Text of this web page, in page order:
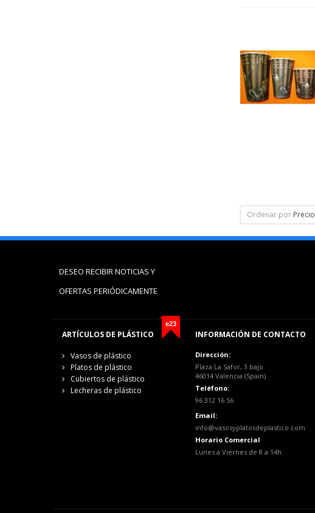
Ordenar por Precio
DESEO RECIBIR NOTICIAS Y
OFERTAS PERIÓDICAMENTE
e23
ARTÍCULOS DE PLÁSTICO
Vasos de plástico
Platos de plástico
Cubiertos de plástico
Lecheras de plástico
INFORMACIÓN DE CONTACTO
Dirección:
Plaza La Safor, 3 bajo
46014 Valencia (Spain)
Teléfono:
96 312 16 56
Email:
info@vasosyplatosdeplastico.com
Horario Comercial
Lunes a Viernes de 8 a 14h.